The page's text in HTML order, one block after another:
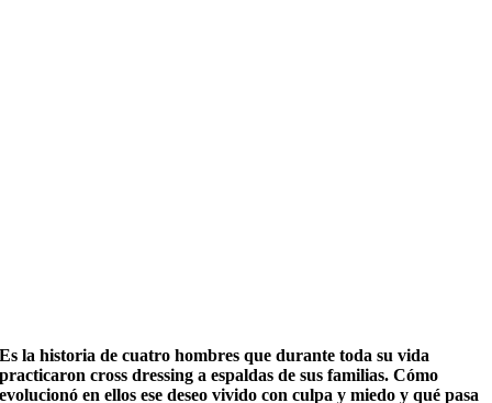
Es la historia de cuatro hombres que durante toda su vida
practicaron cross dressing a espaldas de sus familias. Cómo
evolucionó en ellos ese deseo vivido con culpa y miedo y qué pasa